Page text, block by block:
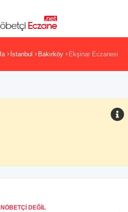
İstanbul Bakırköy Ekşinar Eczanesi
NÖBETÇI DEĞIL